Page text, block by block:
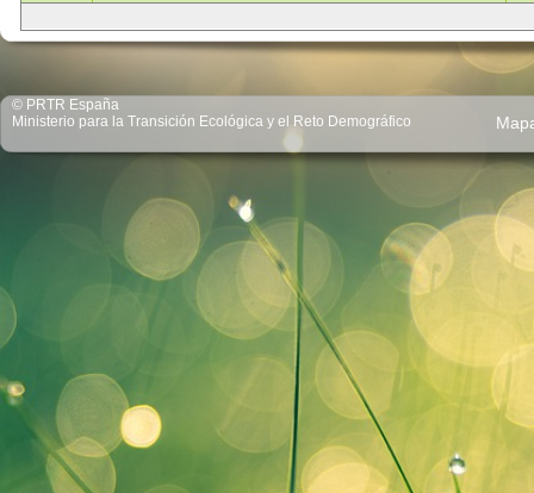
© PRTR España
Ministerio para la Transición Ecológica y el Reto Demográfico